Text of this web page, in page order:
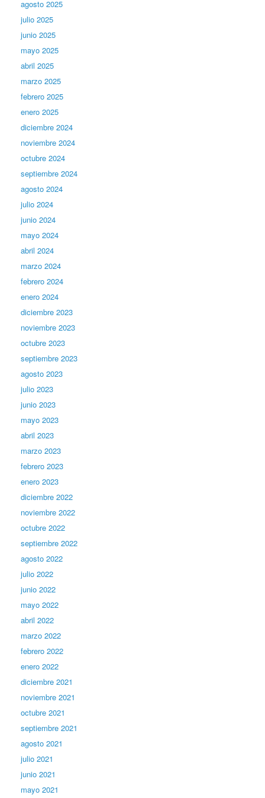
agosto 2025
julio 2025
junio 2025
mayo 2025
abril 2025
marzo 2025
febrero 2025
enero 2025
diciembre 2024
noviembre 2024
octubre 2024
septiembre 2024
agosto 2024
julio 2024
junio 2024
mayo 2024
abril 2024
marzo 2024
febrero 2024
enero 2024
diciembre 2023
noviembre 2023
octubre 2023
septiembre 2023
agosto 2023
julio 2023
junio 2023
mayo 2023
abril 2023
marzo 2023
febrero 2023
enero 2023
diciembre 2022
noviembre 2022
octubre 2022
septiembre 2022
agosto 2022
julio 2022
junio 2022
mayo 2022
abril 2022
marzo 2022
febrero 2022
enero 2022
diciembre 2021
noviembre 2021
octubre 2021
septiembre 2021
agosto 2021
julio 2021
junio 2021
mayo 2021